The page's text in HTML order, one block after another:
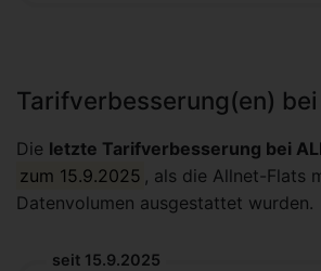
Tarifverbesserung(en) bei
Die letzte Tarifverbesserung bei
zum 15.9.2025 , als die Allnet-Flats
Datenvolumen ausgestattet wurden.
seit 15.9.2025